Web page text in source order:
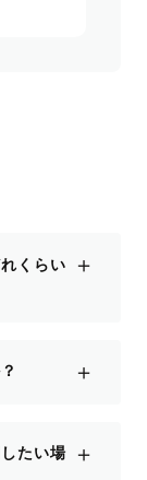
くらい
＋
＋
たい場
＋